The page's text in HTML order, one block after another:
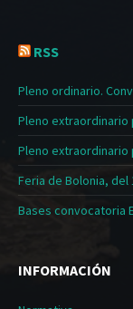
RSS
Pleno ordinario.
Pleno extraordinario
Pleno extraordinario
Feria de Bolonia, del
Bases convocatoria
INFORMACIÓN